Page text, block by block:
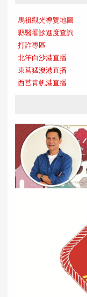
馬祖觀光導覽地圖
縣醫看診進度查詢
打詐專區
北竿白沙港直播
東莒猛澳港直播
西莒青帆港直播